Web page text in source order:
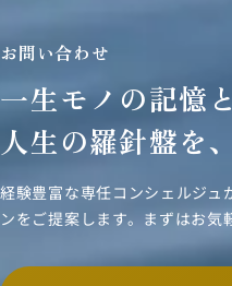
お問い合わせ
一生モノの記憶と
人生の羅針盤を
経験豊富な専任コンシェルジュ
ンをご提案します。まずはお気